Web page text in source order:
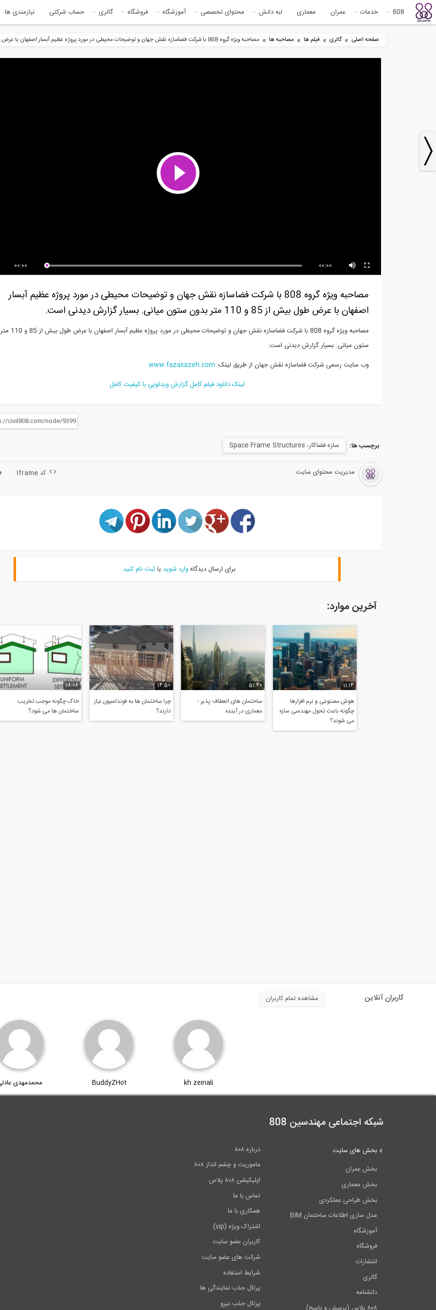
808 خدمات عمران معماری لبه دانش محتوای تخصصی آموزشگاه فروشگاه گالری حساب شرکتی نیازمندی ها
صفحه اصلی » گالری » فیلم ها » مصاحبه ها » مصاحبه ویژه گروه 808 با شرکت فضاسازه نقش جهان و توضیحات محیطی در مورد پروژه عظیم آبسار اصفهان با عرض...
00:00 00:00
مصاحبه ویژه گروه 808 با شرکت فضاسازه نقش جهان و توضیحات محیطی در مورد پروژه عظیم آبسار
اصفهان با عرض طول بیش از 85 و 110 متر بدون ستون میانی. بسیار گزارش دیدنی است.
مصاحبه ویژه گروه 808 با شرکت
ستون میانی. بسیار گزارش دیدنی است.
وب سایت رسمی شرکت فضاسازه نقش جهان از طریق لینک: www.fazasazeh.com
لینک دانلود فیلم کامل گزارش ویدئویی با کیفیت کامل
برچسب ها: سازه فضاکار، Space Frame Structures
مدیریت محتوای سایت کد Iframe
برای ارسال دیدگاهوارد شوید یاثبت نام کنید .
آخرین موارد:
11:14
هوش مصنوعی و نرم افزارها
چگونه باعث تحول مهندسی سازه
می شوند؟
51:40
ساختمان های انعطاف پذیر -
معماری در آینده
14:50
چرا ساختمان ها به فونداسیون نیاز
دارند؟
08:08
خاک چگونه موجب تخریب
ساختمان ها می شود؟
کاربران آنلاین مشاهده تمام کاربران
kh zeinali
BuddyZHot محمدمهدی
شبکه اجتماعی مهندسین 808
درباره ۸۰۸
ماموریت و چشم انداز ۸۰۸
اپلیکیشن ۸۰۸ پلاس
تماس با ما
همکاری با ما
اشتراک ویژه (vip)
کاربران عضو سایت
شرکت های عضو سایت
شرایط استفاده
پرتال جذب نمایندگی ها
پرتال جذب نیرو
بخش های سایت
بخش عمران
بخش معماری
بخش طراحی عملکردی
مدل سازی اطلاعات ساختمان BIM
آموزشگاه
فروشگاه
انتشارات
گالری
دانشنامه